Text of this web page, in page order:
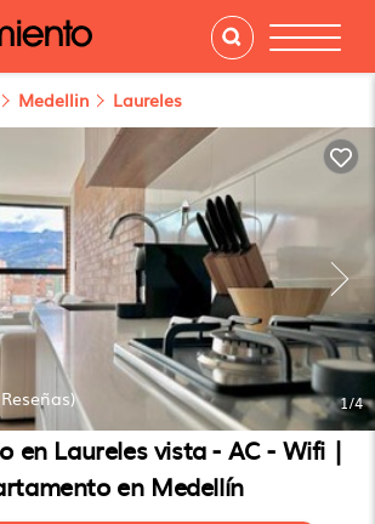
Medellin Laureles
1/4
en Laureles vista - AC - Wifi |
en Medellín